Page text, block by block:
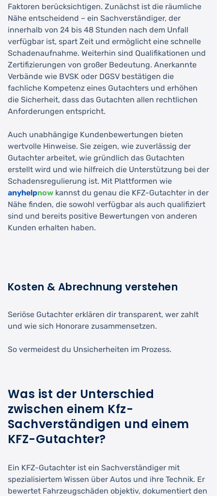
Faktoren berücksichtigen. Zunächst ist die räumliche
Nähe entscheidend – ein Sachverständiger, der
innerhalb von 24 bis 48 Stunden nach dem Unfall
verfügbar ist, spart Zeit und ermöglicht eine schnelle
Schadenaufnahme. Weiterhin sind Qualifikationen und
Zertifizierungen von großer Bedeutung. Anerkannte
Verbände wie BVSK oder DGSV bestätigen die
fachliche Kompetenz eines Gutachters und erhöhen
die Sicherheit, dass das Gutachten allen rechtlichen
Anforderungen entspricht.
Auch unabhängige Kundenbewertungen bieten
wertvolle Hinweise. Sie zeigen, wie zuverlässig der
Gutachter arbeitet, wie gründlich das Gutachten
erstellt wird und wie hilfreich die Unterstützung bei der
Schadensregulierung ist. Mit Plattformen wie
anyhelpnow kannst du genau die KFZ-Gutachter in der
Nähe finden, die sowohl verfügbar als auch qualifiziert
sind und bereits positive Bewertungen von anderen
Kunden erhalten haben.
Kosten & Abrechnung verstehen
Seriöse Gutachter erklären dir transparent, wer zahlt
und wie sich Honorare zusammensetzen.
So vermeidest du Unsicherheiten im Prozess.
Was ist der Unterschied
zwischen einem Kfz-
Sachverständigen und einem
KFZ-Gutachter?
Ein KFZ-Gutachter ist ein Sachverständiger mit
spezialisiertem Wissen über Autos und ihre Technik. Er
bewertet Fahrzeugschäden objektiv, dokumentiert den